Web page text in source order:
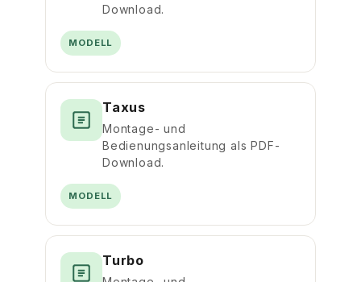
Download.
MODELL
Taxus
Montage- und
Bedienungsanleitung als PDF-
Download.
MODELL
Turbo